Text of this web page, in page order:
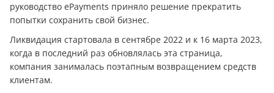
руководство ePayments приняло решение прекратить
попытки сохранить свой бизнес.
Ликвидация стартовала в сентябре 2022 и к 16 марта 2023,
когда в последний раз обновлялась эта страница,
компания занималась поэтапным возвращением средств
клиентам.